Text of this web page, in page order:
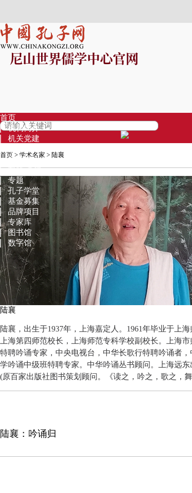
尼山世界儒学中心官网
首页
机构简介
机关党建
资讯中心
视频·直播
专题
孔子学堂
基金募集
品牌项目
专家库
图书馆
数字馆
首页 > 学术名家 > 陆襄
陆襄
陆襄，出生于1937年，上海嘉定人。1961年毕业于上
上海第四师范校长，上海师范专科学校副校长。上海
特聘吟诵专家，中央电视台，中华长歌行特聘吟诵者
学吟诵中级班特聘专家。中华吟诵丛书顾问。上海远
(原百家出版社图书策划顾问。《读之，吟之，歌之，舞
陆襄：吟诵归